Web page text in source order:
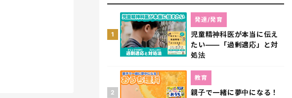
1
児童精神科医が本当に伝え
たい――「過剰適応」と対
処法
発達/発育
2
親子で一緒に夢中になる！
教育